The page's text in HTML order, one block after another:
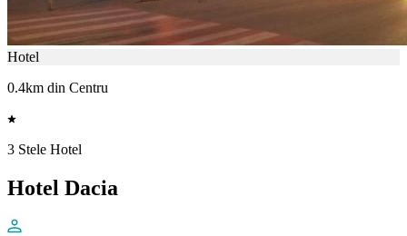
Hotel
0.4km din Centru
3 Stele Hotel
Hotel Dacia